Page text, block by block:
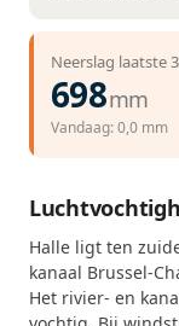
Neerslag laatste
698mm
Vandaag: 0,0 mm
Halle ligt ten
kanaal Brussel-
Het rivier- en